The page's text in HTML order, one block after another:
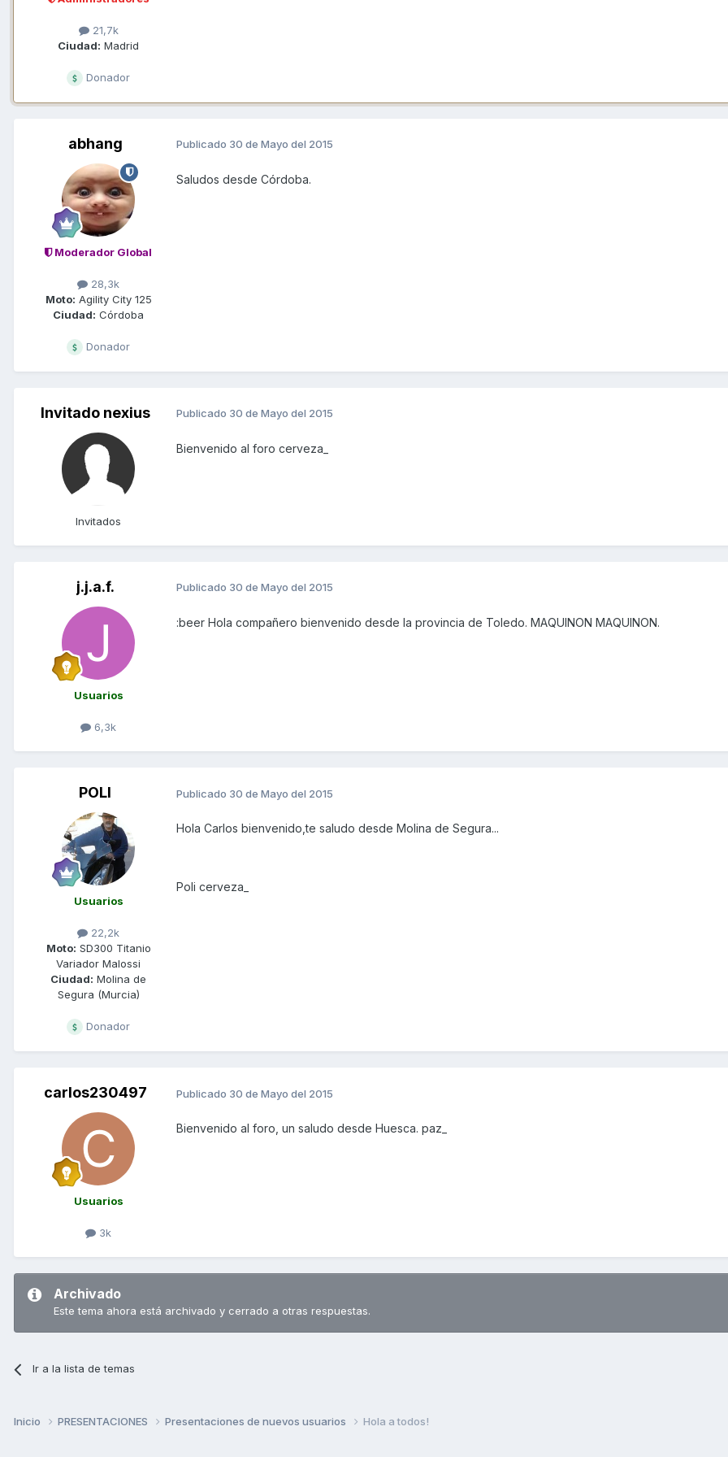
21,7k
Ciudad: Madrid
Donador
abhang
Moderador Global
28,3k
Moto: Agility City 125
Ciudad: Córdoba
Donador
Publicado 30 de Mayo del 2015
Saludos desde Córdoba.
Invitado nexius
Invitados
Publicado 30 de Mayo del 2015
Bienvenido al foro cerveza_
j.j.a.f.
Usuarios
6,3k
Publicado 30 de Mayo del 2015
:beer Hola compañero bienvenido desde la provincia de Toledo. MAQUINON MAQUINON.
POLI
Usuarios
22,2k
Moto: SD300 Titanio
Variador Malossi
Ciudad: Molina de
Segura (Murcia)
Donador
Publicado 30 de Mayo del 2015
Hola Carlos bienvenido,te saludo desde Molina de Segura...
Poli cerveza_
carlos230497
Usuarios
3k
Publicado 30 de Mayo del 2015
Bienvenido al foro, un saludo desde Huesca. paz_
Archivado
Este tema ahora está archivado y cerrado a otras respuestas.
Ir a la lista de temas
Inicio PRESENTACIONES Presentaciones de nuevos usuarios Hola a todos!